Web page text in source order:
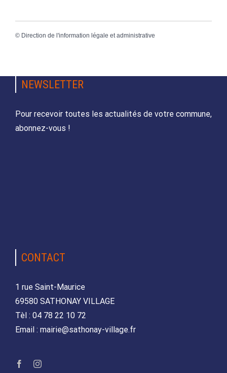
© Direction de l'information légale et administrative
NEWSLETTER
Pour recevoir toutes les actualités de votre commune,
abonnez-vous !
CONTACT
1 rue Saint-Maurice
69580 SATHONAY VILLAGE
Tèl : 04 78 22 10 72
Email : mairie@sathonay-village.fr